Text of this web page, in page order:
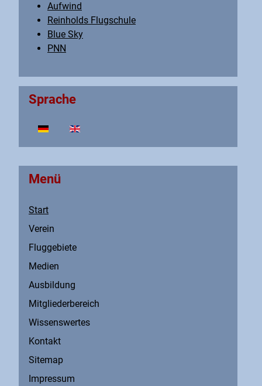
Menü
Start
Verein
Fluggebiete
Medien
Ausbildung
Mitgliederbereich
Wissenswertes
Kontakt
Sitemap
Impressum
Aufwind
Reinholds Flugschule
Blue Sky
PNN
Sprache
Sprache auswählen